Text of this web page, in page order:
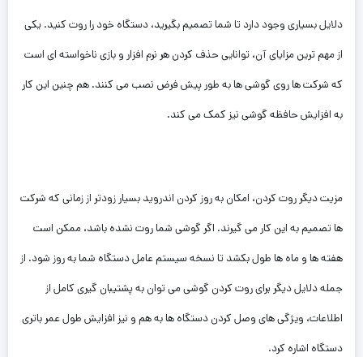
دلایل بسیاری وجود دارد تا شما تصمیم بگیرید، دستگاه خود را روت کنید. یکی
از مهم ترین مزایای آن، توانایی حذف کردن هر نرم افزار و بازی ناخواسته ای است
که شرکت ها روی گوشی ها به طور پیش فرض نصب می کنند. هم چنین این کار
به افزایش حافظه گوشی نیز کمک می کند.
مزیت دیگر روت کردن، امکان به روز کردن اندروید بسیار زودتر از زمانی که شرکت
ها تصمیم به این کار می گیرند. اگر گوشی شما روت نشده باشد، ممکن است
هفته ها و ماه ها طول بکشد تا نسخه سیستم عامل دستگاه شما به روز شود. از
جمله دلایل دیگر برای روت کردن گوشی می توان به پشتیبان گیری کامل از
اطلاعات، ویژگی های وصل کردن دستگاه ها به هم و نیز افزایش طول عمر باتری
دستگاه اشاره کرد.